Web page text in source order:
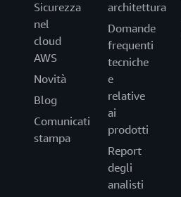
Sicurezza
nel
cloud
AWS
Novità
Blog
Comunicati
stampa
architettura
Domande
frequenti
tecniche
e
relative
ai
prodotti
Report
degli
analisti